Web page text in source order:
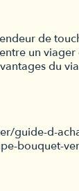
de
un
du
guide-d-
bouquet-